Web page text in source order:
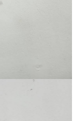
同意方可使用
，本公司不負相關責
採取法律行動。